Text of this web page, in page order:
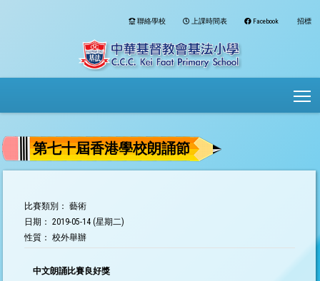
聯絡學校 上課時間表 Facebook 招標
第七十屆香港學校朗誦節
比賽類別： 藝術
日期： 2019-05-14 (星期二)
性質： 校外舉辦
中文朗誦比賽良好獎